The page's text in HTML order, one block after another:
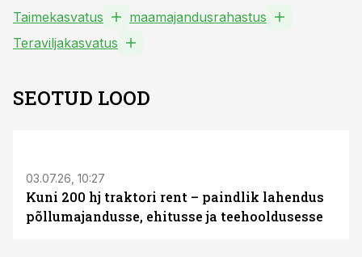
Taimekasvatus
maamajandusrahastus
Teraviljakasvatus
SEOTUD LOOD
03.07.26, 10:27
Kuni 200 hj traktori rent – paindlik lahendus
põllumajandusse, ehitusse ja teehooldusesse